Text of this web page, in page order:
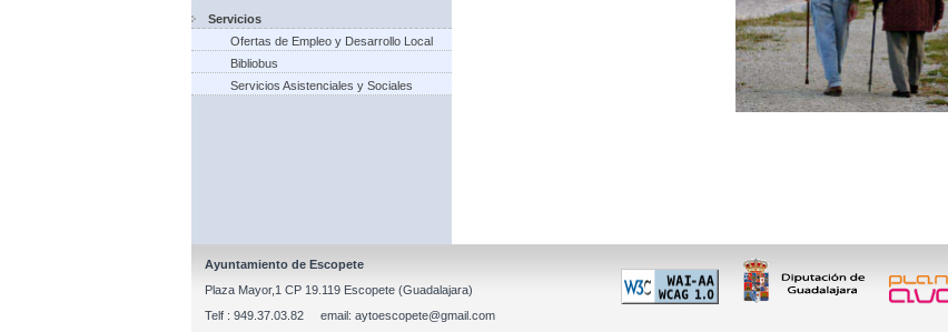
Servicios
Ofertas de Empleo y Desarrollo Local
Bibliobus
Servicios Asistenciales y Sociales
Ayuntamiento de Escopete
Plaza Mayor,1 CP 19.119 Escopete (Guadalajara)
Telf : 949.37.03.82 email: aytoescopete@gmail.com